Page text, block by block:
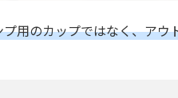
用のカップではなく、アウ